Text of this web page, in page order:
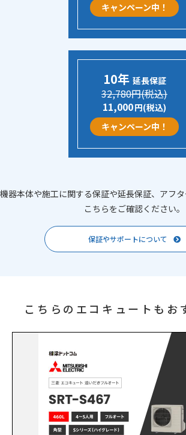
キャンペーン中！
10年 延長保証
32,780円(税込)
11,000円(税込)
キャンペーン中！
機器本体や施工に関する保証や延長保証、アフ
こちらをご確認ください。
保証やサポートについて
こちらのエコキュートもお